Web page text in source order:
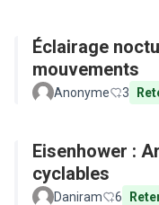
Éclairage
mouvements
Anonyme 3
Eisenhower :
cyclables
Daniram 6